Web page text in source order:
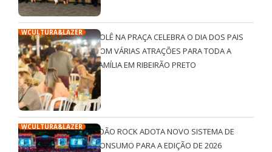
WCULTURA&LAZER
ROLÊ NA PRAÇA CELEBRA O DIA DOS PAIS
COM VÁRIAS ATRAÇÕES PARA TODA A
FAMÍLIA EM RIBEIRÃO PRETO
WCULTURA&LAZER
JOÃO ROCK ADOTA NOVO SISTEMA DE
CONSUMO PARA A EDIÇÃO DE 2026